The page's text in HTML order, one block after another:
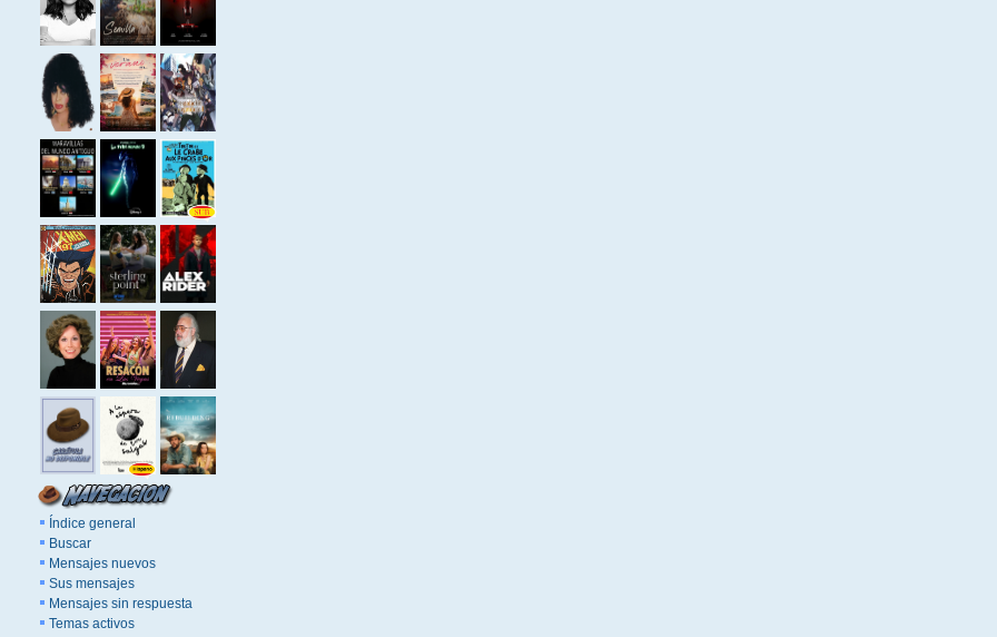
Índice general
Buscar
Mensajes nuevos
Sus mensajes
Mensajes sin respuesta
Temas activos